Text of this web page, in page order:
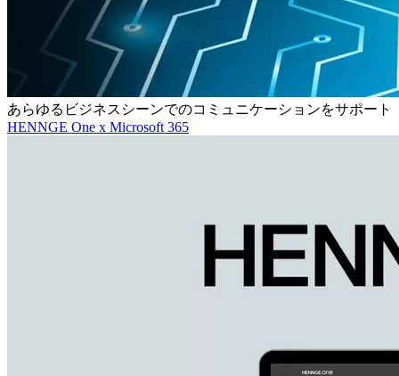
あらゆるビジネスシーンでのコミュニケーションをサポート
HENNGE One x Microsoft 365